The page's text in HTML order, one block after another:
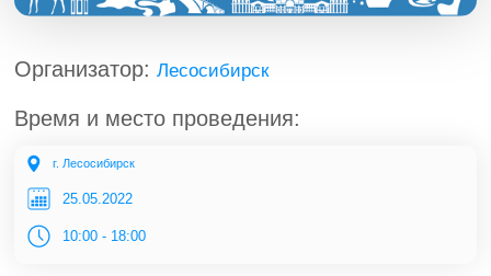
Организатор: Лесосибирск
Время и место проведения:
г. Лесосибирск
25.05.2022
10:00 - 18:00